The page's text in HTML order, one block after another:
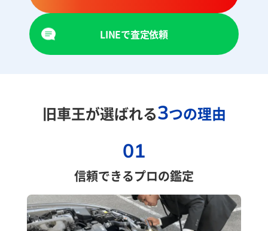
LINEで査定依頼
旧車王が選ばれる3つの理由
01
信頼できるプロの鑑定